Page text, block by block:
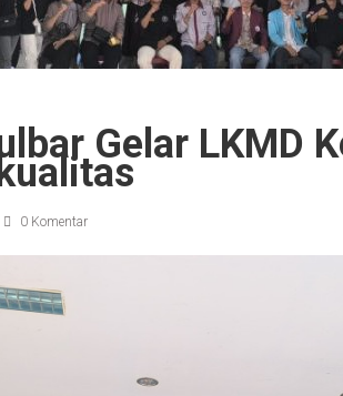
Gelar LKMD
0 Komentar